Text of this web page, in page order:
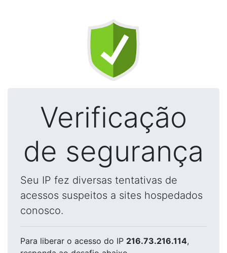
Verificação
de segurança
Seu IP fez diversas tentativas de
acessos suspeitos a sites hospedados
conosco.
Para liberar o acesso do IP 216.73.216.114,